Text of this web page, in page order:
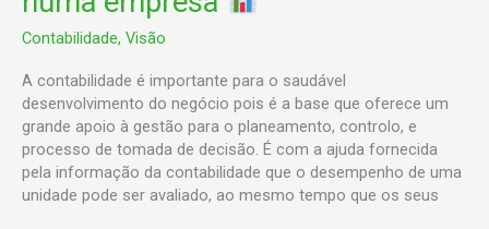
Contabilidade, Visão
A contabilidade é importante para o saudável
desenvolvimento do negócio pois é a base que oferece um
grande apoio à gestão para o planeamento, controlo, e
processo de tomada de decisão. É com a ajuda fornecida
pela informação da contabilidade que o desempenho de uma
unidade pode ser avaliado, ao mesmo tempo que os seus
numa
empresa